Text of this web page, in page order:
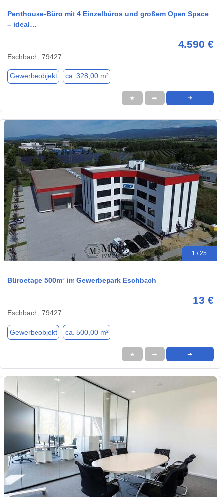
Penthouse-Büro mit 4 Einzelbüros und großem Open Space
– ideal…
4.590 €
Eschbach, 79427
Gewerbeobjekt ca. 328,00 m²
★ ➦ ➜
1 / 25
Büroetage 500m² im Gewerbepark Eschbach
13 €
Eschbach, 79427
Gewerbeobjekt ca. 500,00 m²
★ ➦ ➜